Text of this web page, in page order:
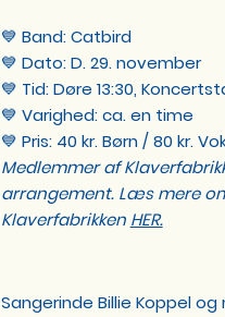
💙 Band: Catbird
💙 Dato: D. 29. november
💙 Tid: Døre 13:30,
💙 Varighed: ca. en time
💙 Pris: 40 kr. Børn / 80 kr.
Medlemmer af
arrangement. Læs mere
Klaverfabrikken HER.
Sangerinde Billie Koppel